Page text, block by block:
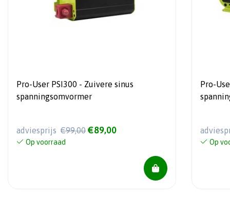
Pro-User PSI300 - Zuivere sinus
spanningsomvormer
adviesprijs €99,00 €89,00
Op voorraad
Pro-
Op